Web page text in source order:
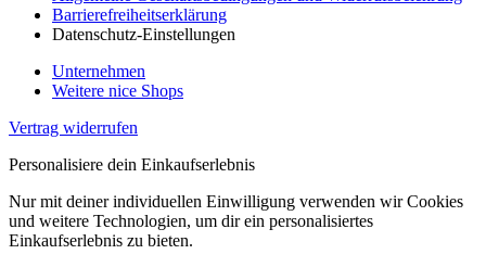
Barrierefreiheitserklärung
Datenschutz-Einstellungen
Unternehmen
Weitere nice Shops
Vertrag widerrufen
Personalisiere dein Einkaufserlebnis
Nur mit deiner individuellen Einwilligung verwenden wir Cookies
und weitere Technologien, um dir ein personalisiertes
Einkaufserlebnis zu bieten.